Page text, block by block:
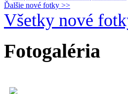
Ďalšie nové fotky >>
Všetky nové
Fotogaléria